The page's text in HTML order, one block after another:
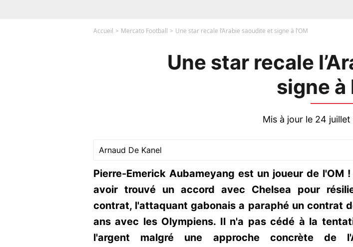
Accueil Mercato Football Une star recale l’Arabie saoudite et signe à l’OM
Une star recale
signe à
Mis à jour le 24 juillet
Arnaud De Kanel
Pierre-Emerick Aubameyang est un joueur de l'OM
avoir trouvé un accord avec Chelsea pour
contrat, l'attaquant gabonais a paraphé un contrat
ans avec les Olympiens. Il n'a pas cédé à la
l'argent malgré une approche concrète de